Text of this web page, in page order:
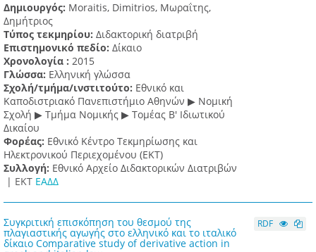
Δημιουργός: Moraitis, Dimitrios, Μωραΐτης,
Δημήτριος
Τύπος τεκμηρίου: Διδακτορική διατριβή
Επιστημονικό πεδίο: Δίκαιο
Χρονολογία : 2015
Γλώσσα: Ελληνική γλώσσα
Σχολή/τμήμα/ινστιτούτο: Εθνικό και
Καποδιστριακό Πανεπιστήμιο Αθηνών ▶ Νομική
Σχολή ▶ Τμήμα Νομικής ▶ Τομέας Β' Ιδιωτικού
Δικαίου
Φορέας: Εθνικό Κέντρο Τεκμηρίωσης και
Ηλεκτρονικού Περιεχομένου (ΕΚΤ)
Συλλογή: Εθνικό Αρχείο Διδακτορικών Διατριβών
| ΕΚΤ ΕΑΔΔ
Συγκριτική επισκόπηση του θεσμού της
πλαγιαστικής αγωγής στο ελληνικό και το ιταλικό
δίκαιο Comparative study of derivative action in
RDF